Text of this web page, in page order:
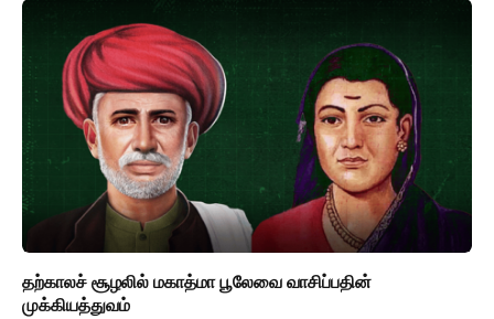
தற்காலச் சூழலில் மகாத்மா பூலேவை வாசிப்பதின்
முக்கியத்துவம்